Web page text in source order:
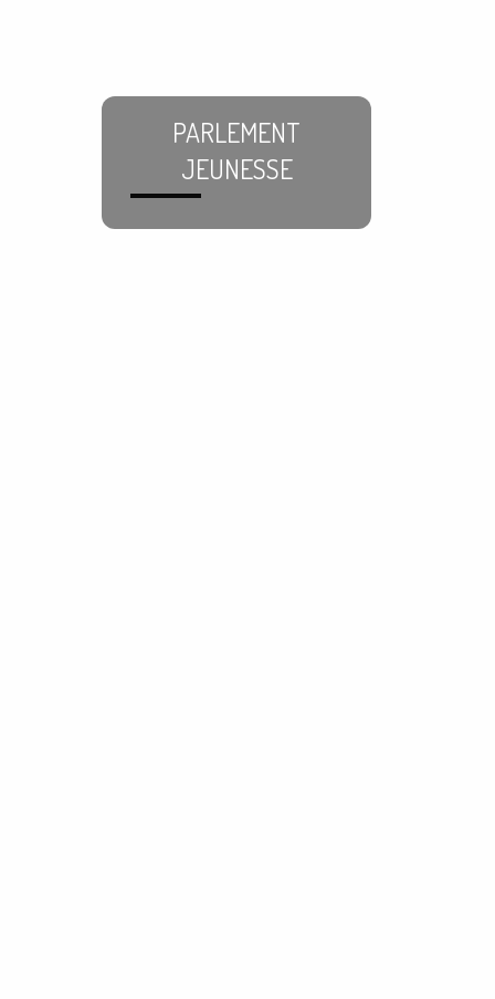
PARLEMENT
JEUNESSE